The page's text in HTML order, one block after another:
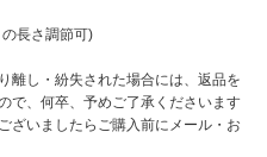
長さ調節可)
離し・紛失された場合には、返品を
で、何卒、予めご了承くださいます
ざいましたらご購入前にメール・お